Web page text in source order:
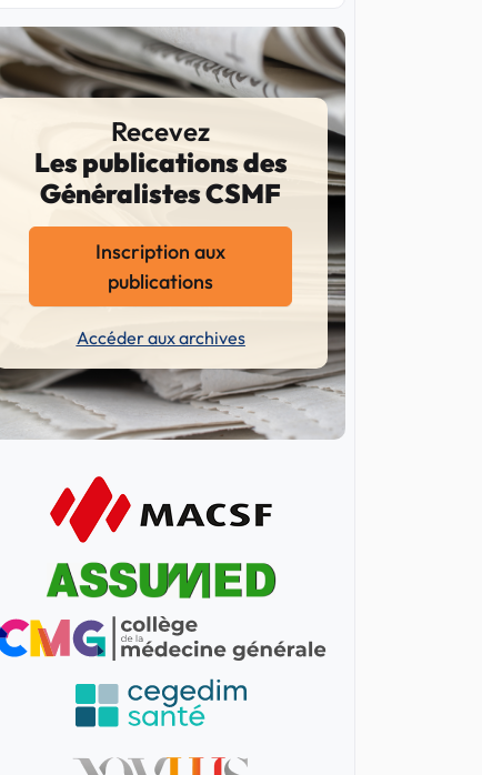
Recevez
Les publications des
Généralistes CSMF
Inscription aux
publications
Accéder aux archives